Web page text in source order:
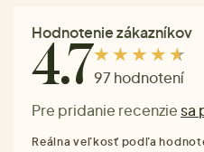
Hodnotenie zákazníkov
4.797 hodnotení
Pre pridanie recenzie sa
Reálna veľkosť podľa